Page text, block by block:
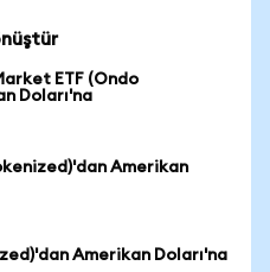
ETF (Ondo
Doları'na
Amerikan
Amerikan Doları'na